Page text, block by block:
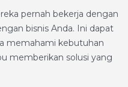
pernah bekerja dengan
bisnis Anda. Ini dapat
memahami kebutuhan
memberikan solusi yang